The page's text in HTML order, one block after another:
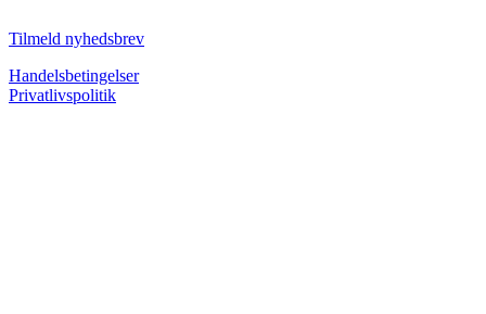
Tilmeld nyhedsbrev
Handelsbetingelser
Privatlivspolitik